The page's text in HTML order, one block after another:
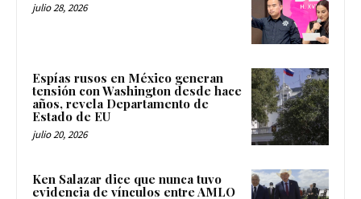
julio 28, 2026
Espías rusos en México generan
tensión con Washington desde hace
años, revela Departamento de
Estado de EU
julio 20, 2026
Ken Salazar dice que nunca tuvo
evidencia de vínculos entre AMLO